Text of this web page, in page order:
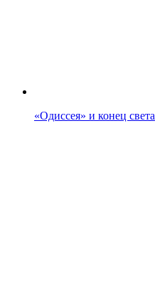
«Одиссея» и конец света